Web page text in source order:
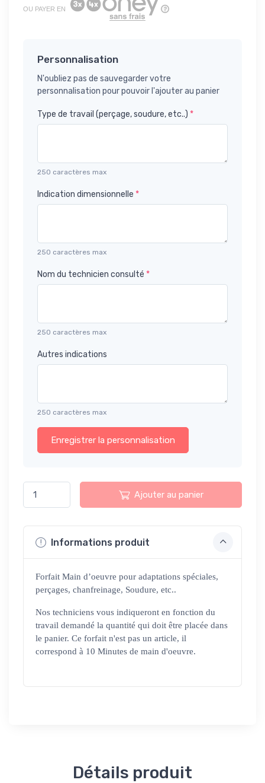
OU PAYER EN
Personnalisation
N'oubliez pas de sauvegarder votre
personnalisation pour pouvoir l'ajouter au panier
Type de travail (perçage, soudure, etc..) *
250 caractères max
Indication dimensionnelle *
250 caractères max
Nom du technicien consulté *
250 caractères max
Autres indications
250 caractères max
Enregistrer la personnalisation
Ajouter au panier
Informations produit
Forfait Main d’oeuvre pour adaptations spéciales,
perçages, chanfreinage, Soudure, etc..
Nos techniciens vous indiqueront en fonction du
travail demandé la quantité qui doit être placée dans
le panier. Ce forfait n'est pas un article, il
correspond à 10 Minutes de main d'oeuvre.
Détails produit